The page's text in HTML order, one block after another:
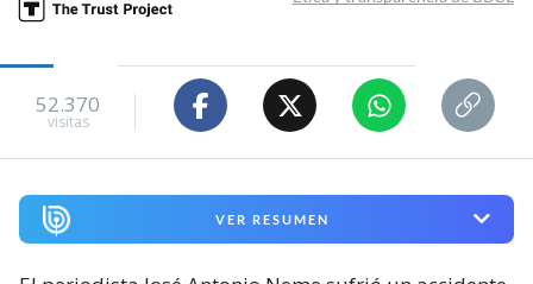
52.370
visitas
VER RESUMEN